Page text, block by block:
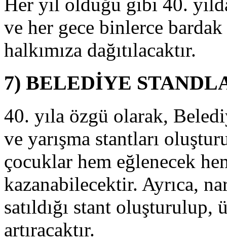
Her yıl olduğu gibi 40.
ve her gece binlerce
halkımıza dağıtılacaktır.
7) BELEDİYE
40. yıla özgü olarak,
ve yarışma stantları
çocuklar hem eğlenecek
kazanabilecektir. Ayrıca,
satıldığı stant
artıracaktır.